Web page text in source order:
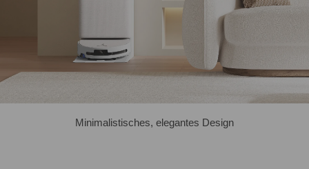
Minimalistisches, elegantes Design